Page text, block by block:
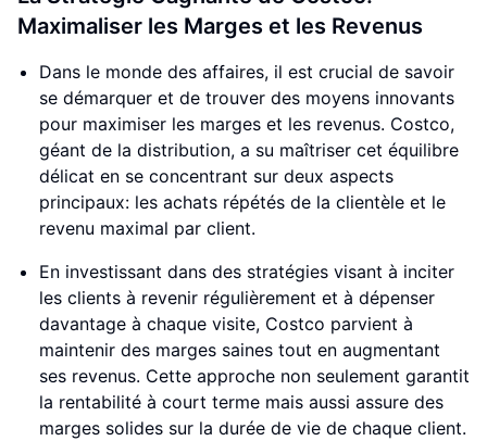
Maximaliser les Marges et les Revenus
Dans le monde des affaires, il est crucial de savoir
se démarquer et de trouver des moyens innovants
pour maximiser les marges et les revenus. Costco,
géant de la distribution, a su maîtriser cet équilibre
délicat en se concentrant sur deux aspects
principaux: les achats répétés de la clientèle et le
revenu maximal par client.
En investissant dans des stratégies visant à inciter
les clients à revenir régulièrement et à dépenser
davantage à chaque visite, Costco parvient à
maintenir des marges saines tout en augmentant
ses revenus. Cette approche non seulement garantit
la rentabilité à court terme mais aussi assure des
marges solides sur la durée de vie de chaque client.